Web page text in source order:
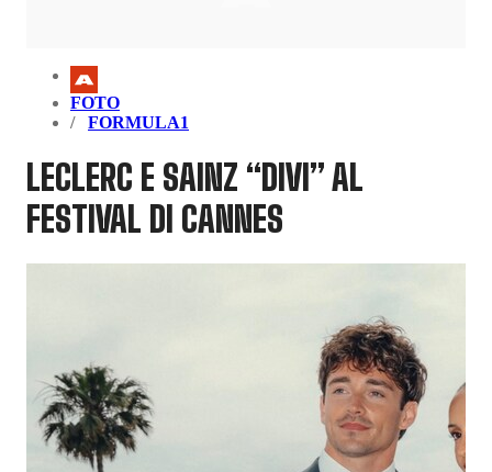
FOTO
FORMULA1
LECLERC E SAINZ “DIVI” AL
FESTIVAL DI CANNES